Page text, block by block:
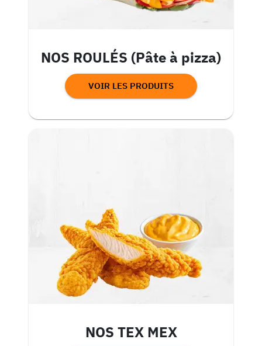
NOS ROULÉS (Pâte à pizza)
VOIR LES PRODUITS
NOS TEX MEX